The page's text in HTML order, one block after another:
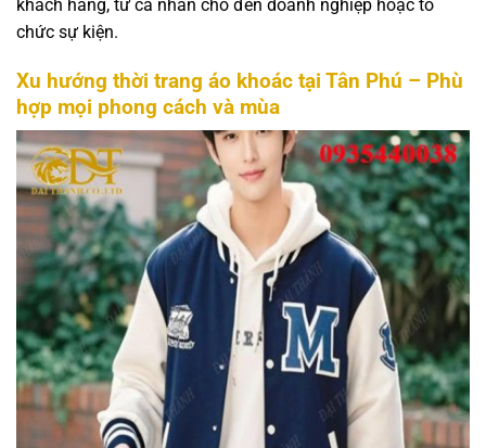
khách hàng, từ cá nhân cho đến doanh nghiệp hoặc tổ
chức sự kiện.
Xu hướng thời trang áo khoác tại Tân Phú – Phù
hợp mọi phong cách và mùa